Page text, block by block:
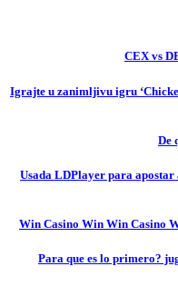
CEX vs
Igrajte u zanimljivu igru
De
Usada LDPlayer para apostar
Win Casino Win Win Casino
?Para que es lo primero?